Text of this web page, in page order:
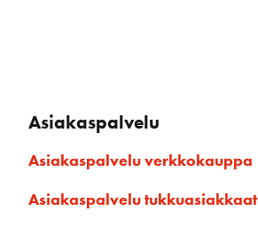
Asiakaspalvelu
Asiakaspalvelu verkkokauppa
Asiakaspalvelu tukkuasiakkaat